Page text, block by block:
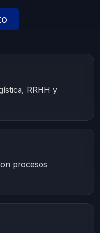
RRHH y
procesos